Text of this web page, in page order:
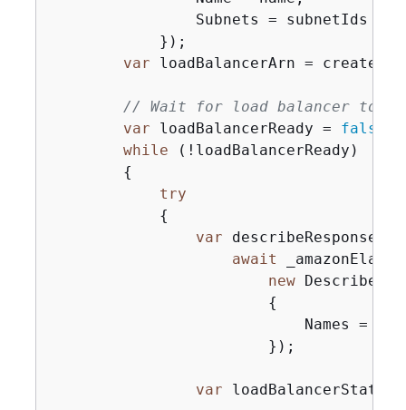
                Subnets = subnetIds
            });
var loadBalancerArn =
// Wait for load balancer to
var loadBalancerReady = false
while (!loadBalancerReady)
{
try
{
var describeResponse =
await
new
{
                            Names =
                        });
var loadBalancerState